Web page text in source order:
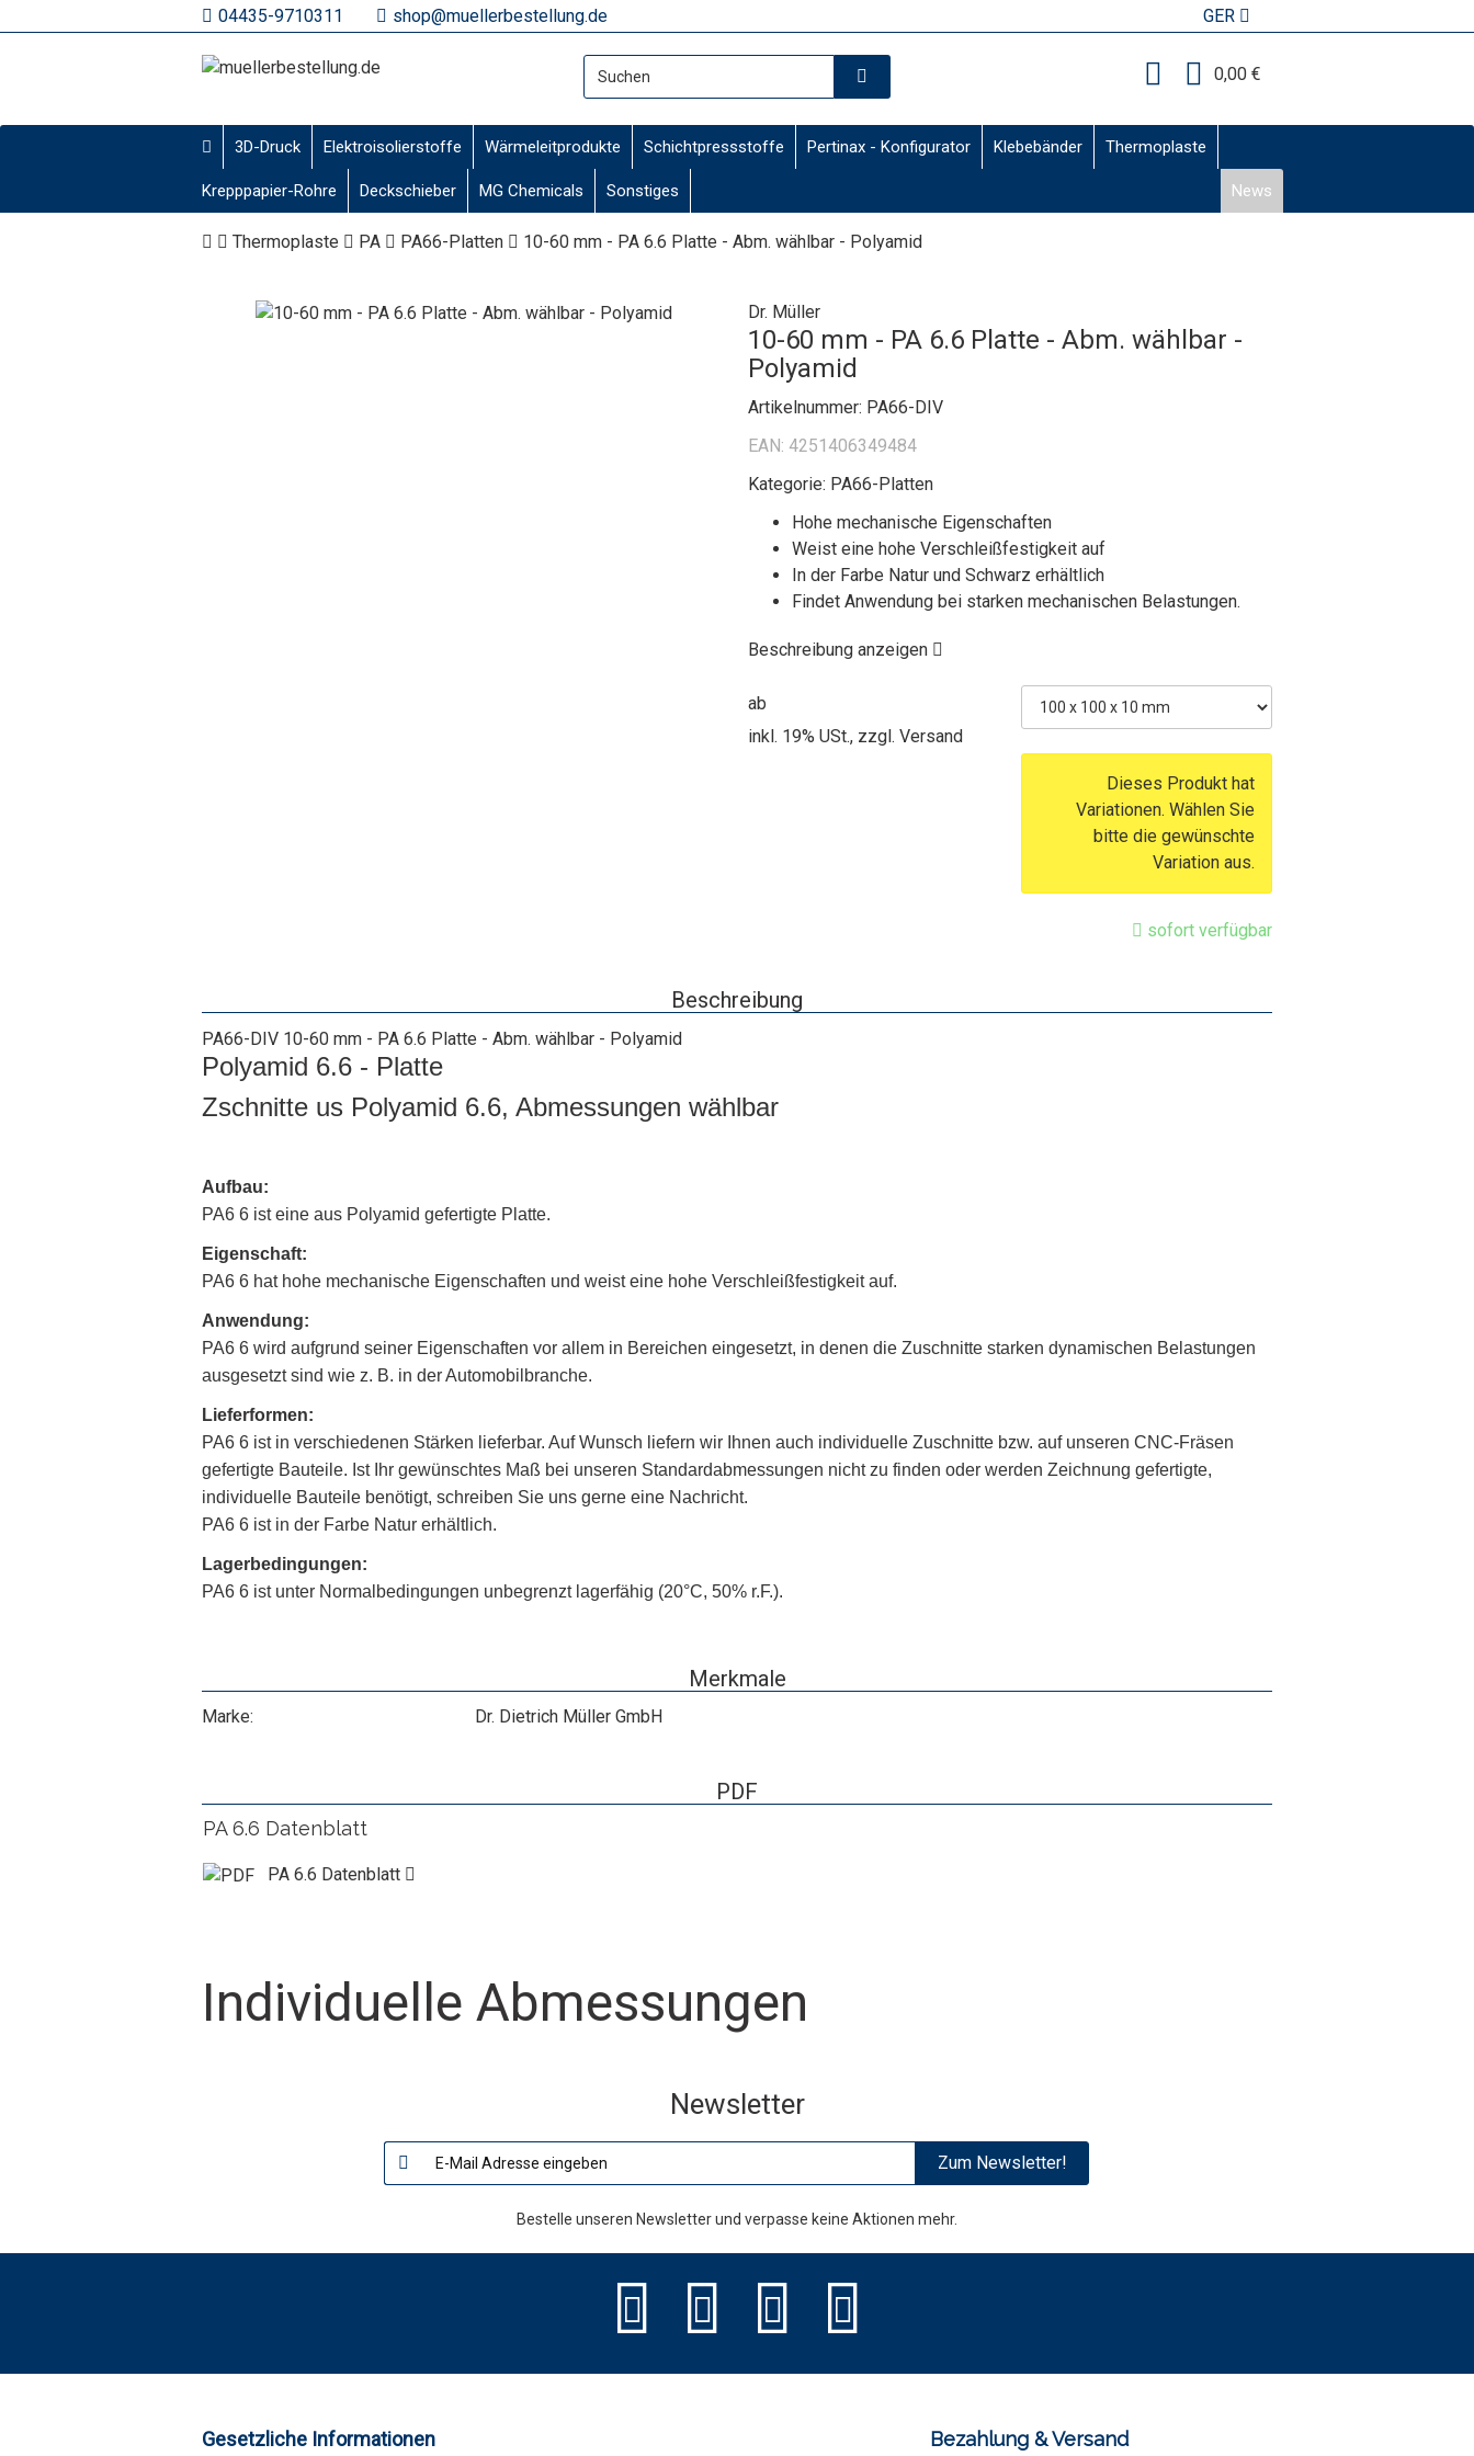
04435-9710311 shop@muellerbestellung.de GER
0,00 €
3D-Druck Elektroisolierstoffe Wärmeleitprodukte Schichtpressstoffe Pertinax - Konfigurator Klebebänder Thermoplaste
Krepppapier-Rohre Deckschieber MG Chemicals Sonstiges News
Thermoplaste PA PA66-Platten 10-60 mm - PA 6.6 Platte - Abm. wählbar - Polyamid
Dr. Müller
10-60 mm - PA 6.6 Platte - Abm. wählbar -
Polyamid
Artikelnummer: PA66-DIV
EAN: 4251406349484
Kategorie: PA66-Platten
Hohe mechanische Eigenschaften
Weist eine hohe Verschleißfestigkeit auf
In der Farbe Natur und Schwarz erhältlich
Findet Anwendung bei starken mechanischen Belastungen.
Beschreibung anzeigen
ab
inkl. 19% USt., zzgl. Versand
Dieses Produkt hat
Variationen. Wählen Sie
bitte die gewünschte
Variation aus.
sofort verfügbar
Beschreibung
PA66-DIV 10-60 mm - PA 6.6 Platte - Abm. wählbar - Polyamid
Polyamid 6.6 - Platte
Zschnitte us Polyamid 6.6, Abmessungen wählbar
Aufbau:
PA6 6 ist eine aus Polyamid gefertigte Platte.
Eigenschaft:
PA6 6 hat hohe mechanische Eigenschaften und weist eine hohe Verschleißfestigkeit auf.
Anwendung:
PA6 6 wird aufgrund seiner Eigenschaften vor allem in Bereichen eingesetzt, in denen die Zuschnitte starken dynamischen Belastungen
ausgesetzt sind wie z. B. in der Automobilbranche.
Lieferformen:
PA6 6 ist in verschiedenen Stärken lieferbar. Auf Wunsch liefern wir Ihnen auch individuelle Zuschnitte bzw. auf unseren CNC-Fräsen
gefertigte Bauteile. Ist Ihr gewünschtes Maß bei unseren Standardabmessungen nicht zu finden oder werden Zeichnung gefertigte,
individuelle Bauteile benötigt, schreiben Sie uns gerne eine Nachricht.
PA6 6 ist in der Farbe Natur erhältlich.
Lagerbedingungen:
PA6 6 ist unter Normalbedingungen unbegrenzt lagerfähig (20°C, 50% r.F.).
Merkmale
Marke: Dr. Dietrich Müller GmbH
PDF
PA 6.6 Datenblatt
PA 6.6 Datenblatt
Individuelle Abmessungen
Newsletter
Zum Newsletter!
Bestelle unseren Newsletter und verpasse keine Aktionen mehr.
Gesetzliche Informationen Bezahlung & Versand